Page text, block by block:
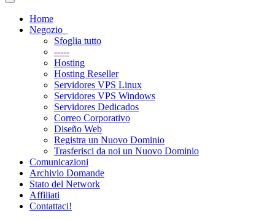
Attiva
Navigazione
Home
Negozio
Sfoglia tutto
-----
Hosting
Hosting Reseller
Servidores VPS Linux
Servidores VPS Windows
Servidores Dedicados
Correo Corporativo
Diseño Web
Registra un Nuovo Dominio
Trasferisci da noi un Nuovo Dominio
Comunicazioni
Archivio Domande
Stato del Network
Affiliati
Contattaci!